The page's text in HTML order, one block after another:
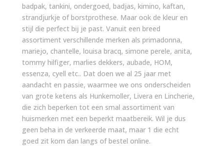
badpak, tankini, ondergoed, badjas, kimino, kaftan,
strandjurkje of borstprothese. Maar ook de kleur en
stijl die perfect bij je past. Vanuit een breed
assortiment verschillende merken als primadonna,
mariejo, chantelle, louisa bracq, simone perele, anita,
tommy hilfiger, marlies dekkers, aubade, HOM,
essenza, cyell etc.. Dat doen we al 25 jaar met
aandacht en passie, waarmee we ons onderscheiden
van grote ketens als Hunkemoller, Livera en Lincherie,
die zich beperken tot een smal assortiment van
huismerken met een beperkt maatbereik. Wil je dus
geen beha in de verkeerde maat, maar 1 die echt
goed zit kom dan langs of bestel online.